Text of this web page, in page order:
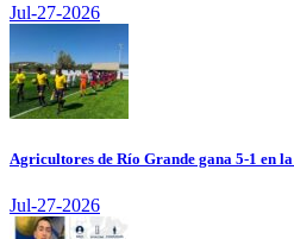
Jul-27-2026
Agricultores de Río Grande gana 5-1 en
Jul-27-2026